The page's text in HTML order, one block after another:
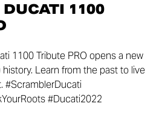
1100
1100 Tribute PRO opens a new
Learn from the past to live
#ScramblerDucati
#Ducati2022